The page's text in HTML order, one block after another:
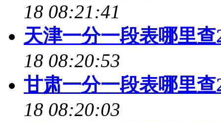
18 08:21:41
天津一分一段表哪里
18 08:20:53
甘肃一分一段表哪里
18 08:20:03